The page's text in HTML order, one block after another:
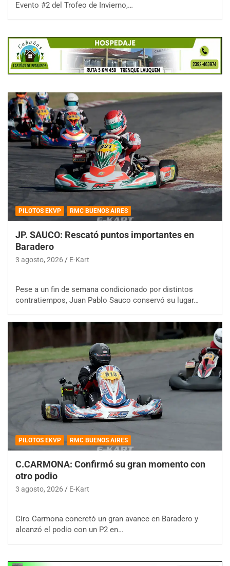
Evento #2 del Trofeo de Invierno,…
PILOTOS EKVP RMC BUENOS AIRES
JP. SAUCO: Rescató puntos importantes en
Baradero
3 agosto, 2026 E-Kart
Pese a un fin de semana condicionado por distintos
contratiempos, Juan Pablo Sauco conservó su lugar…
PILOTOS EKVP RMC BUENOS AIRES
C.CARMONA: Confirmó su gran momento con
otro podio
3 agosto, 2026 E-Kart
Ciro Carmona concretó un gran avance en Baradero y
alcanzó el podio con un P2 en…
IAME SERIES ARGENTINA 6